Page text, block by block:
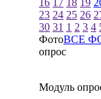
16 17 18 19
23 24 25 26
30 31 1 2 3 4
ФотоВСЕ
опрос
Модуль